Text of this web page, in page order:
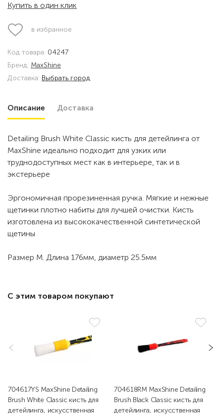
Купить в один клик
в избранное
Код товара: 04247
Бренд: MaxShine
Доставка: Выбрать город
Описание Доставка
Detailing Brush White Classic кисть для детейлинга от
MaxShine идеально подходит для узких или
труднодоступных мест как в интерьере, так и в
экстерьере
Эргономичная прорезиненная ручка. Мягкие и нежные
щетинки плотно набиты для лучшей очистки. Кисть
изготовлена из высококачественной синтетической
щетины
Размер M. Длина 176мм, диаметр 25.5мм
С этим товаром покупают
704617YS MaxShine Detailing
Brush White Classic кисть для
детейлинга, искусственная
704618RM MaxShine Detailing
Brush Black Classic кисть для
детейлинга, искусственная